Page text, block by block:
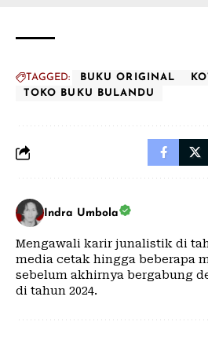
TAGGED: BUKU ORIGINAL
TOKO BUKU BULANDU
Indra Umbola
Mengawali karir junalistik di
media cetak hingga beberapa
sebelum akhirnya bergabung
di tahun 2024.